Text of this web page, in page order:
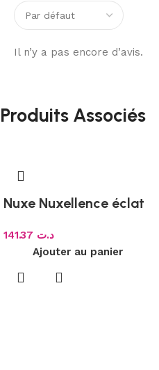
Il n’y a pas encore d’avis.
Produits Associés
Nuxe Nuxellence éclat
د.ت
Ajouter au panier